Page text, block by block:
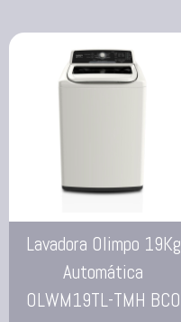
Lavadora Olimpo 19Kg
Automática
OLWM19TL-TMH BCO